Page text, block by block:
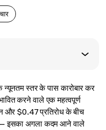
न्यूनतम स्तर के पास कारोबार कर
करने वाले एक महत्वपूर्ण
और $0.47 प्रतिरोध के बीच
— इसका अगला कदम आने वाले